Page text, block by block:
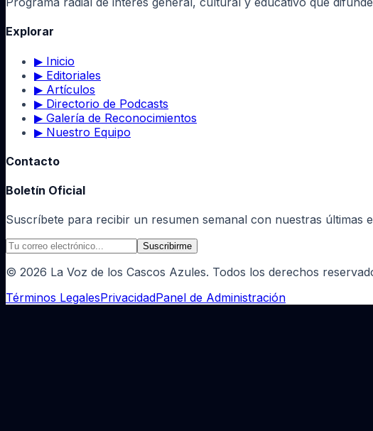
Explorar
▶ Inicio
▶ Editoriales
▶ Artículos
▶ Directorio de Podcasts
▶ Galería de Reconocimientos
▶ Nuestro Equipo
Contacto
Boletín Oficial
Suscríbete para recibir un resumen semanal con nuestras últimas
Suscribirme
© 2026 La Voz de los Cascos Azules. Todos los derechos
Términos LegalesPrivacidadPanel de Administración